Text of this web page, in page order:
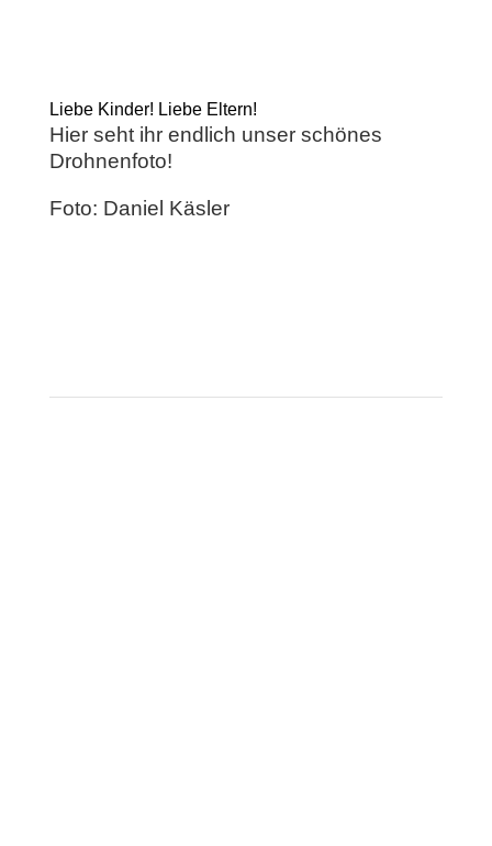
Liebe Kinder! Liebe Eltern!
Hier seht ihr endlich unser schönes
Drohnenfoto!
Foto: Daniel Käsler